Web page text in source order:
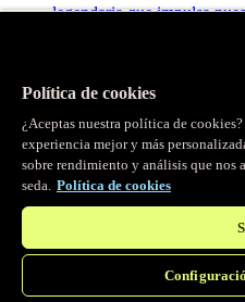
legendaria que impulsa
Servidor MCP
Control por IA para tus
Política de cookies
¿Aceptas nuestra política de
experiencia mejor y más
sobre rendimiento y análisis que nos
seda. Política de cookies